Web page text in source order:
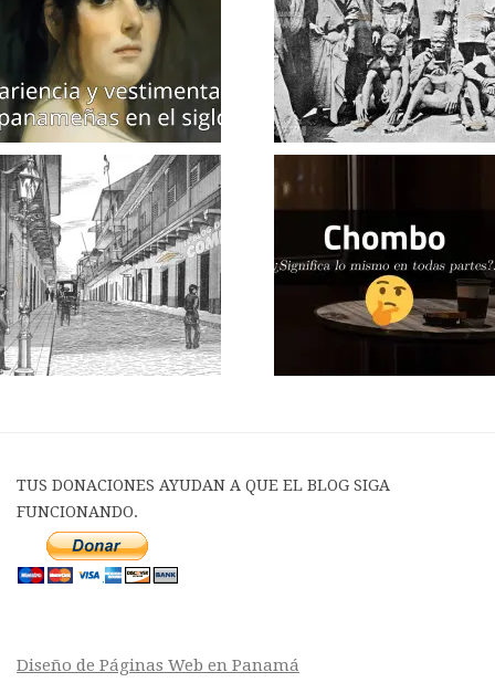
TUS DONACIONES AYUDAN A QUE EL BLOG SIGA
FUNCIONANDO.
Diseño de Páginas Web en Panamá